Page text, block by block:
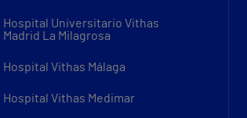
Hospital Universitario Vithas
Madrid La Milagrosa
Hospital Vithas Málaga
Hospital Vithas Medimar